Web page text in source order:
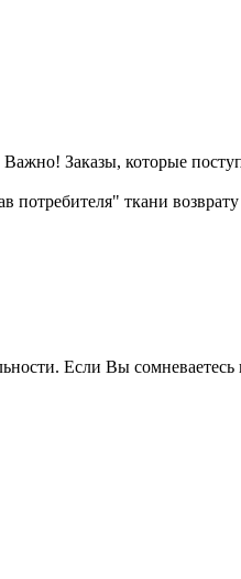
Заказы, которые
потребителя" ткани
Если Вы